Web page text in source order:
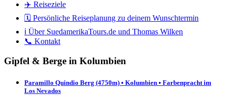
✈️ Reiseziele
🗓️ Persönliche Reiseplanung zu deinem Wunschtermin
ℹ️ Über SuedamerikaTours.de und Thomas Wilken
📞 Kontakt
Gipfel & Berge in Kolumbien
Paramillo Quindio Berg (4750m) • Kolumbien • Farbenpracht im
Los Nevados